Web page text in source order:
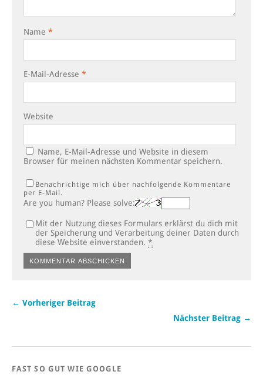
Name *
E-Mail-Adresse *
Website
Name, E-Mail-Adresse und Website in diesem
Browser für meinen nächsten Kommentar speichern.
Benachrichtige mich über nachfolgende Kommentare
per E-Mail.
Are you human? Please solve:
Mit der Nutzung dieses Formulars erklärst du dich mit
der Speicherung und Verarbeitung deiner Daten durch
diese Website einverstanden. *
← Vorheriger Beitrag
Nächster Beitrag →
FAST SO GUT WIE GOOGLE